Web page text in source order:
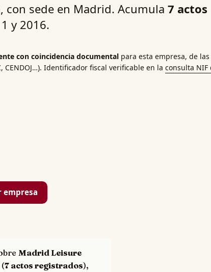
con sede en Madrid. Acumula 7 actos
y 2016.
con coincidencia documental para esta empresa, de
, CENDOJ…). Identificador fiscal verificable en la consulta NIF
empresa
Madrid Leisure
(7 actos registrados),